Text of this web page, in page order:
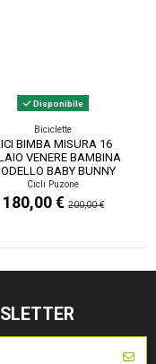
Disponibile
Biciclette
BIMBA MISURA 16
VENERE BAMBINA
BABY BUNNY
BB16 1V
Cicli Puzone
180,00 €200,00 €